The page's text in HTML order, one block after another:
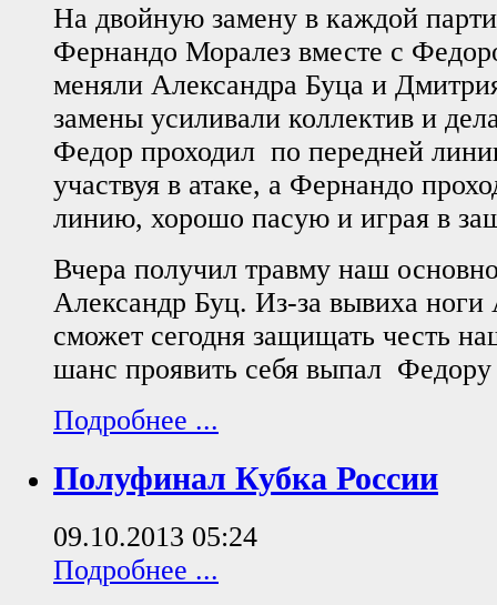
На двойную замену в каждой
Фернандо Моралез вместе с
меняли Александра Буца и
замены усиливали коллектив и
Федор проходил по передней
участвуя в атаке, а Фернандо
линию, хорошо пасую и играя в
Вчера получил травму наш
Александр Буц. Из-за вывиха ноги
сможет сегодня защищать честь
шанс проявить себя выпал
Подробнее ...
Полуфинал Кубка России
09.10.2013 05:24
Подробнее ...